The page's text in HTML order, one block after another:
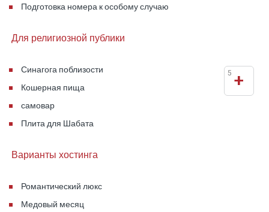
Подготовка номера к особому случаю
Для религиозной публики
Синагога поблизости
Кошерная пища
самовар
Плита для Шабата
+
5
Варианты хостинга
Романтический люкс
Медовый месяц